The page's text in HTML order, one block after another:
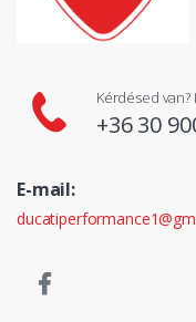
Kérdésed van?
+36 30
E-mail: